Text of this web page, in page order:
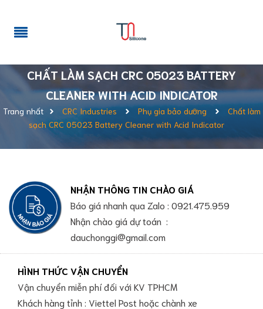
CHẤT LÀM SẠCH CRC 05023 BATTERY
CLEANER WITH ACID INDICATOR
Trang nhất CRC Industries Phụ gia bảo dưỡng
Chất làm
sạch CRC 05023 Battery Cleaner with Acid Indicator
NHẬN THÔNG TIN CHÀO GIÁ
Báo giá nhanh qua Zalo : 0921.475.959
Nhận chào giá dự toán :
dauchonggi@gmail.com
HÌNH THỨC VẬN CHUYỂN
Vận chuyển miễn phí đối với KV TPHCM
Khách hàng tỉnh : Viettel Post hoặc chành xe